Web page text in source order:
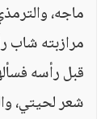
ماجه،
مرازبته شاب
قبل رأسه
شعر لحيتي،